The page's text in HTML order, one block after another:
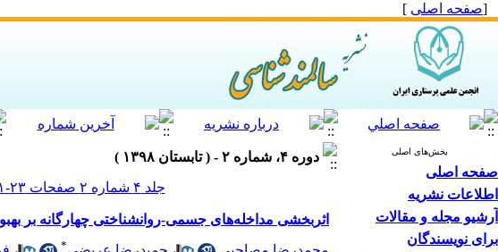
[صفحه اصلی ]
بخش‌های اصلی
صفحه اصلی
اطلاعات نشریه
آرشیو مجله و مقالات
برای نویسندگان
دوره ۴، شماره ۲ - ( تابستان ۱۳۹۸ )
جلد ۴ شماره ۲ صفحات ۲۳-۱۱
اثربخشی مداخله‌های جسمی-روانشناختی چهارگانه بر
*